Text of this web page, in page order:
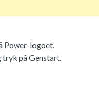
Power-logoet.
tryk på Genstart.